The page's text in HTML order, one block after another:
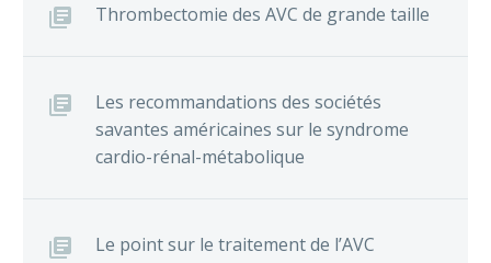
Thrombectomie des AVC de grande taille
Les recommandations des sociétés
savantes américaines sur le syndrome
cardio-rénal-métabolique
Le point sur le traitement de l’AVC